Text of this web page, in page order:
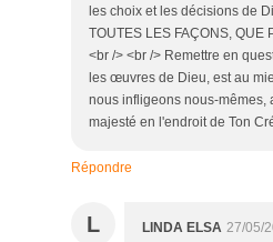
les choix et les décisions de
TOUTES LES FAÇONS, QUE
<br /> <br /> Remettre en
les œuvres de Dieu, est au
nous infligeons nous-mêmes,
majesté en l'endroit de Ton
Répondre
L LINDA ELSA 27/05/